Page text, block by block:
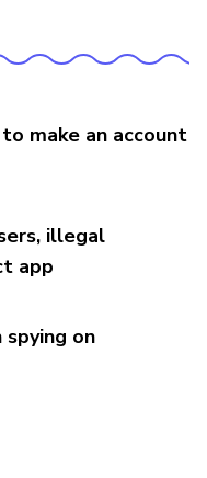
make an account
illegal
app
spying on